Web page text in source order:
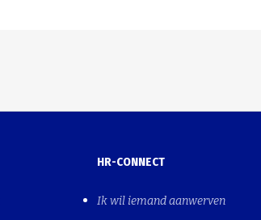
HR-CONNECT
Ik wil iemand aanwerven